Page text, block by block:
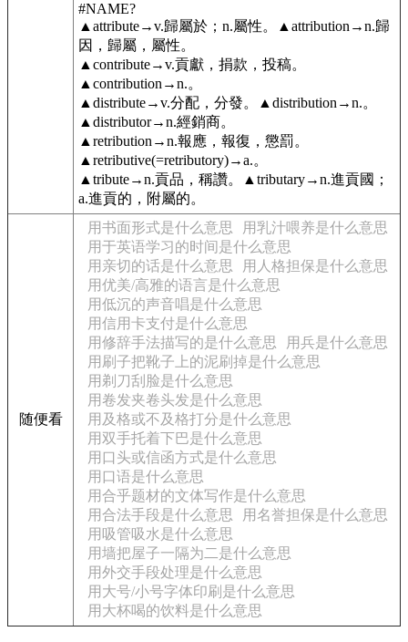
#NAME?
▲attribute→v.歸屬於；n.屬性。▲attribution→n.歸
因，歸屬，屬性。
▲contribute→v.貢獻，捐款，投稿。
▲contribution→n.。
▲distribute→v.分配，分發。▲distribution→n.。
▲distributor→n.經銷商。
▲retribution→n.報應，報復，懲罰。
▲retributive(=retributory)→a.。
▲tribute→n.貢品，稱讚。▲tributary→n.進貢國；
a.進貢的，附屬的。
随便看
用书面形式是什么意思
用乳汁喂养是什么意思
用于英语学习的时间是什么意思
用亲切的话是什么意思
用人格担保是什么意思
用优美/高雅的语言是什么意思
用低沉的声音唱是什么意思
用信用卡支付是什么意思
用修辞手法描写的是什么意思
用兵是什么意思
用刷子把靴子上的泥刷掉是什么意思
用剃刀刮脸是什么意思
用卷发夹卷头发是什么意思
用及格或不及格打分是什么意思
用双手托着下巴是什么意思
用口头或信函方式是什么意思
用口语是什么意思
用合乎题材的文体写作是什么意思
用合法手段是什么意思
用名誉担保是什么意思
用吸管吸水是什么意思
用墙把屋子一隔为二是什么意思
用外交手段处理是什么意思
用大号/小号字体印刷是什么意思
用大杯喝的饮料是什么意思